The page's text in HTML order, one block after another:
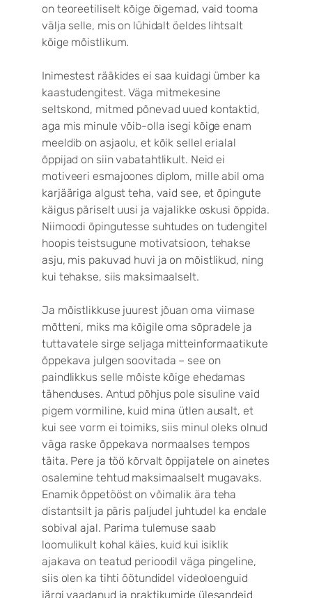
on teoreetiliselt kõige õigemad, vaid tooma
välja selle, mis on lühidalt öeldes lihtsalt
kõige mõistlikum.
Inimestest rääkides ei saa kuidagi ümber ka
kaastudengitest. Väga mitmekesine
seltskond, mitmed põnevad uued kontaktid,
aga mis minule võib-olla isegi kõige enam
meeldib on asjaolu, et kõik sellel erialal
õppijad on siin vabatahtlikult. Neid ei
motiveeri esmajoones diplom, mille abil oma
karjääriga algust teha, vaid see, et õpingute
käigus päriselt uusi ja vajalikke oskusi õppida.
Niimoodi õpingutesse suhtudes on tudengitel
hoopis teistsugune motivatsioon, tehakse
asju, mis pakuvad huvi ja on mõistlikud, ning
kui tehakse, siis maksimaalselt.
Ja mõistlikkuse juurest jõuan oma viimase
mõtteni, miks ma kõigile oma sõpradele ja
tuttavatele sirge seljaga mitteinformaatikute
õppekava julgen soovitada – see on
paindlikkus selle mõiste kõige ehedamas
tähenduses. Antud põhjus pole sisuline vaid
pigem vormiline, kuid mina ütlen ausalt, et
kui see vorm ei toimiks, siis minul oleks olnud
väga raske õppekava normaalses tempos
täita. Pere ja töö kõrvalt õppijatele on ainetes
osalemine tehtud maksimaalselt mugavaks.
Enamik õppetööst on võimalik ära teha
distantsilt ja päris paljudel juhtudel ka endale
sobival ajal. Parima tulemuse saab
loomulikult kohal käies, kuid kui isiklik
ajakava on teatud perioodil väga pingeline,
siis olen ka tihti öötundidel videoloenguid
järgi vaadanud ja praktikumide ülesandeid